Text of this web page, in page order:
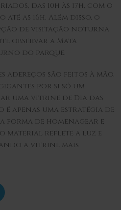
das 10h às 17h, com o
as 16h. Além disso, o
de visitação noturna
observar a Mata
do parque.
adereços são feitos à mão,
por si só um
uma vitrine de Dia das
apenas uma estratégia de
forma de homenagear e
material reflete a luz e
a vitrine mais